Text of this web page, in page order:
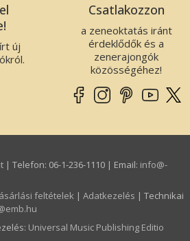
új
Csatlakozzon
a zeneoktatás iránt
érdeklődők és a
zenerajongók
közösségéhez!
| Telefon: 06-1-236-1110 | Email: info­@­
feltételek | Adatkezelés | Technikai
: Universal Music Publishing Editio